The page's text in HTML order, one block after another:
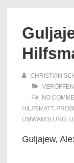
CHRISTIAN
NO
HILFSMATT,
UMWANDLUNG,
Guljajew,